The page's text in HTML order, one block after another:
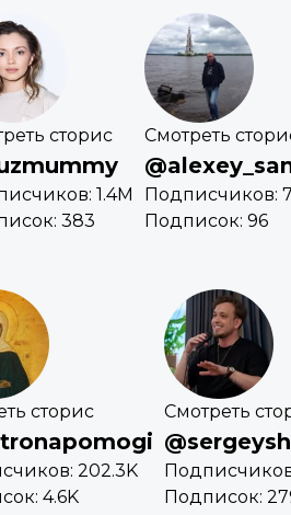
сторис
1.4M
383
Смотреть
Подписчиков:
Подписок: 96
сторис
202.3K
4.6K
Смотреть
Подписок: